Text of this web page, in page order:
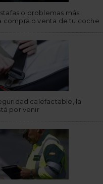
o problemas más
compra o venta de tu coche
calefactable, la
por venir